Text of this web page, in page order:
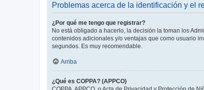
Problemas acerca de la identificación y el
¿Por qué me tengo que registrar?
No está obligado a hacerlo, la decisión la toman los
contenidos adicionales y/o ventajas que como usuario
segundos. Es muy recomendable.
Arriba
¿Qué es COPPA? (APPCO)